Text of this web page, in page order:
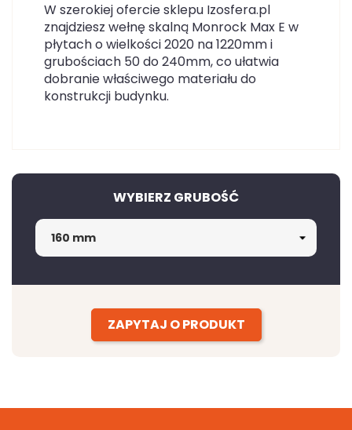
W szerokiej ofercie sklepu Izosfera.pl
znajdziesz wełnę skalną Monrock Max E w
płytach o wielkości 2020 na 1220mm i
grubościach 50 do 240mm, co ułatwia
dobranie właściwego materiału do
konstrukcji budynku.
WYBIERZ GRUBOŚĆ
ZAPYTAJ O PRODUKT